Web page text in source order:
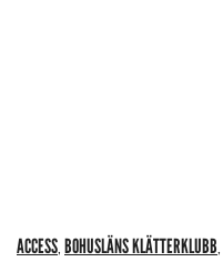
ACCESS BOHUSLÄNS KLÄTTERKLUBB